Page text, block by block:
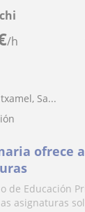
/h
Sa...
ofrece
de Educación
asignaturas